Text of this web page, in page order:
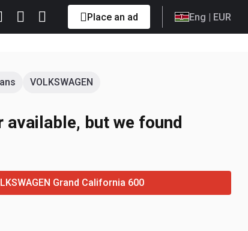
Place an ad Eng | EUR
VOLKSWAGEN
available, but we found
Grand California 600